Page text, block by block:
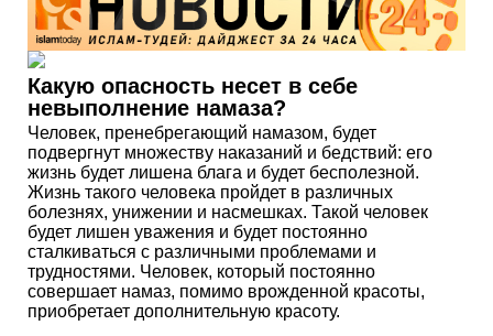
Какую опасность несет в себе
невыполнение намаза?
Человек, пренебрегающий намазом, будет
подвергнут множеству наказаний и бедствий: его
жизнь будет лишена блага и будет бесполезной.
Жизнь такого человека пройдет в различных
болезнях, унижении и насмешках. Такой человек
будет лишен уважения и будет постоянно
сталкиваться с различными проблемами и
трудностями. Человек, который постоянно
совершает намаз, помимо врожденной красоты,
приобретает дополнительную красоту.